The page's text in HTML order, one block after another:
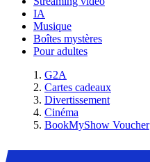
IA
Musique
Boîtes mystères
Pour adultes
G2A
Cartes cadeaux
Divertissement
Cinéma
BookMyShow Voucher